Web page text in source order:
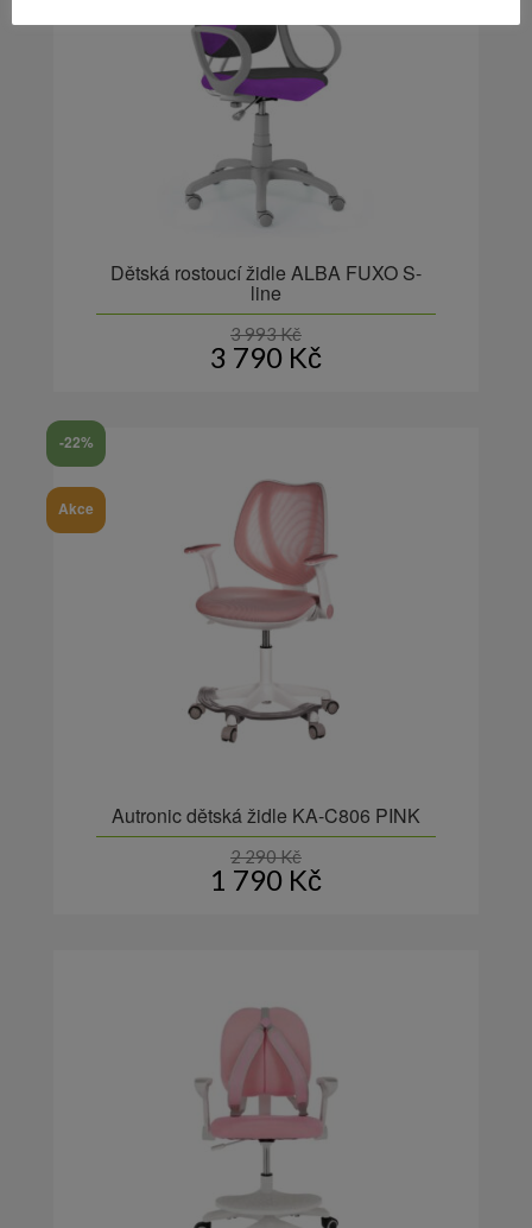
Dětská rostoucí židle ALBA FUXO S-
line
3 993Kč
3 790 Kč
-22%
Akce
Autronic dětská židle KA-C806 PINK
2 290Kč
1 790 Kč